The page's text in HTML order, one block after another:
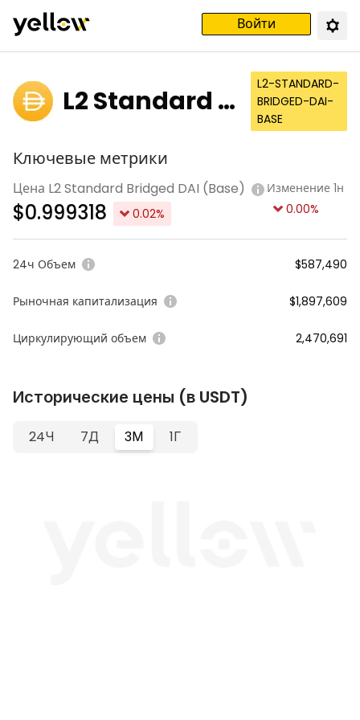
Войти
L2 Standard B
ase)
L2-STANDARD-
BRIDGED-DAI-
BASE
Ключевые метрики
Цена L2 Standard Bridged DAI (Base)
$0.999318 0.02%
Изменение 1н
0.00%
24ч Объем $587,490
Рыночная капитализация $1,897,609
Циркулирующий объем 2,470,691
Исторические цены (в USDT)
24Ч 7Д 3М 1Г